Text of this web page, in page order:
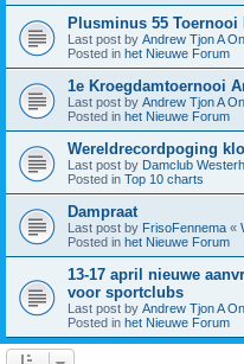
Plusminus 55 Toernooi
Last post by Andrew Tjon A
Posted in het Nieuwe Forum
1e Kroegdamtoernooi
Last post by Andrew Tjon A
Posted in het Nieuwe Forum
Wereldrecordpoging
Last post by Damclub
Posted in Top 10 charts
Dampraat
Last post by FrisoFennema «
Posted in het Nieuwe Forum
13-17 april nieuwe
voor sportclubs
Last post by Andrew Tjon A
Posted in het Nieuwe Forum